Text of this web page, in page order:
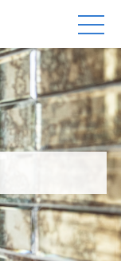
ME
NU